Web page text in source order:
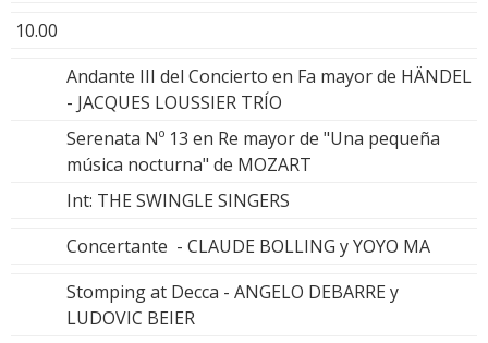
10.00
Andante III del Concierto en Fa mayor de HÄNDEL
- JACQUES LOUSSIER TRÍO
Serenata Nº 13 en Re mayor de "Una pequeña
música nocturna" de MOZART
Int: THE SWINGLE SINGERS
Concertante - CLAUDE BOLLING y YOYO MA
Stomping at Decca - ANGELO DEBARRE y
LUDOVIC BEIER